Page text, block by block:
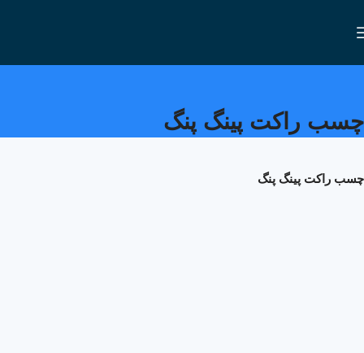
چسب راکت پینگ پنگ
چسب راکت پینگ پنگ